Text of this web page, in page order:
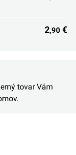
2,90 €
tovar Vám